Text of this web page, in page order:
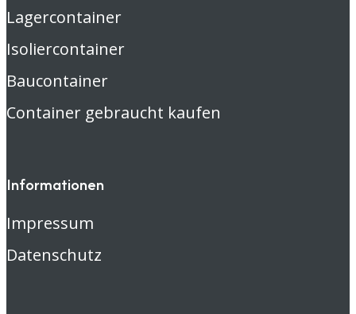
Lagercontainer
Isoliercontainer
Baucontainer
Container gebraucht kaufen
Informationen
Impressum
Datenschutz